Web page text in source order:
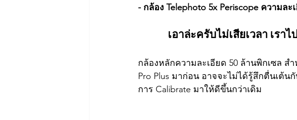
- กล้อง Telephoto 5x Periscope ความล
เอาล่ะครับไม่เสียเวลา เร
กล้องหลักความละเอียด 50 ล้านพิกเซล สำ
Pro Plus มาก่อน อาจจะไม่ได้รู้สึกตื่นเต้
การ Calibrate มาให้ดีขึ้นกว่าเดิม